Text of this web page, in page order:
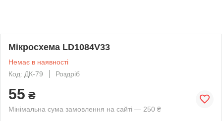
Мікросхема LD1084V33
Немає в наявності
Код: ДК-79
Роздріб
55 ₴
Мінімальна сума замовлення на сайті — 250 ₴